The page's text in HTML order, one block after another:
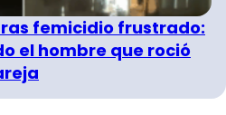
femicidio frustrado:
el hombre que roció